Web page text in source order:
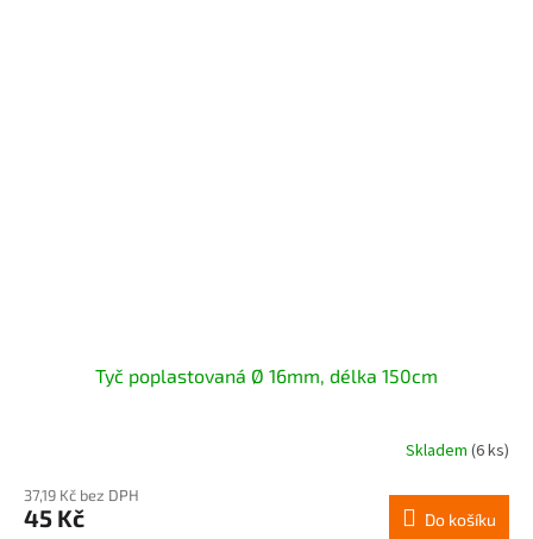
Tyč poplastovaná Ø 16mm, délka 150cm
Skladem (6 ks)
37,19 Kč bez DPH
45 Kč Do košíku